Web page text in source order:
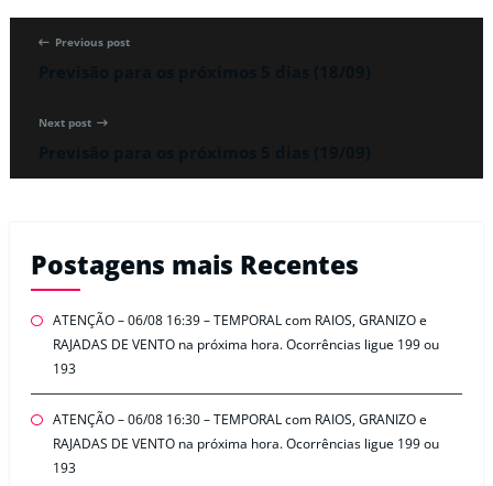
Previous post
Next post
Postagens mais Recentes
ATENÇÃO – 06/08 16:39 – TEMPORAL com RAIOS, GRANIZO e
RAJADAS DE VENTO na próxima hora. Ocorrências ligue 199 ou
193
ATENÇÃO – 06/08 16:30 – TEMPORAL com RAIOS, GRANIZO e
RAJADAS DE VENTO na próxima hora. Ocorrências ligue 199 ou
193